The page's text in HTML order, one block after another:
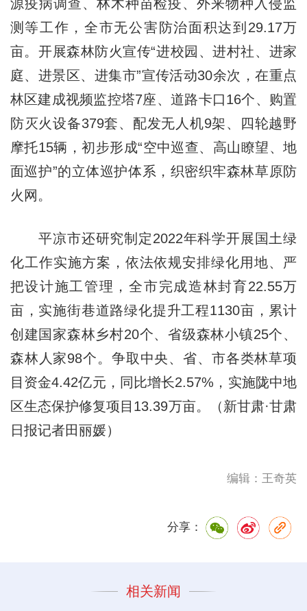
源疫病调查、林木种苗检疫、外来物种入侵监
测等工作，全市无公害防治面积达到29.17万
亩。开展森林防火宣传“进校园、进村社、进家
庭、进景区、进集市”宣传活动30余次，在重点
林区建成视频监控塔7座、道路卡口16个、购置
防灭火设备379套、配发无人机9架、四轮越野
摩托15辆，初步形成“空中巡查、高山瞭望、地
面巡护”的立体巡护体系，织密织牢森林草原防
火网。
平凉市还研究制定2022年科学开展国土绿
化工作实施方案，依法依规安排绿化用地、严
把设计施工管理，全市完成造林封育22.55万
亩，实施街巷道路绿化提升工程1130亩，累计
创建国家森林乡村20个、省级森林小镇25个、
森林人家98个。争取中央、省、市各类林草项
目资金4.42亿元，同比增长2.57%，实施陇中地
区生态保护修复项目13.39万亩。（新甘肃·甘肃
日报记者田丽媛）
编辑：王奇英
分享：
相关新闻